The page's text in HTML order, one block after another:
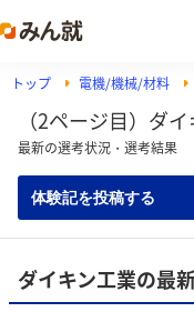
トップ 電機/機械/材料
（2ページ目）ダ
最新の選考状況・選考結果
体験記を投稿する
ダイキン工業の最